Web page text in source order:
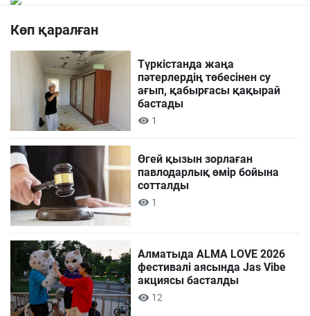
Көп қаралған
Түркістанда жаңа
пәтерлердің төбесінен су
ағып, қабырғасы қақырай
бастады
1
Өгей қызын зорлаған
павлодарлық өмір бойына
сотталды
1
Алматыда ALMA LOVE 2026
фестивалі аясында Jas Vibe
акциясы басталды
12